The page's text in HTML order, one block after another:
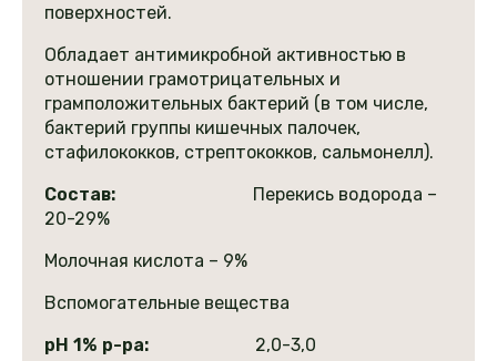
поверхностей.
Обладает антимикробной активностью в
отношении грамотрицательных и
грамположительных бактерий (в том числе,
бактерий группы кишечных палочек,
стафилококков, стрептококков, сальмонелл).
Состав: Перекись водорода –
20-29%
Молочная кислота – 9%
Вспомогательные вещества
рН 1% р-ра:
2,0-3,0